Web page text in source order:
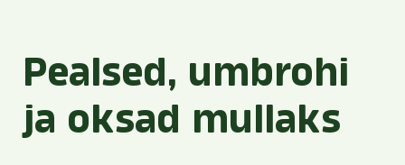
Pealsed, umbrohi
ja oksad mullaks